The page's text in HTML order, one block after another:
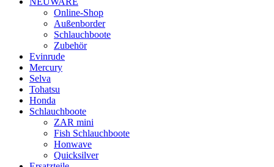
Online-Shop
Außenborder
Schlauchboote
Zubehör
Evinrude
Mercury
Selva
Tohatsu
Honda
Schlauchboote
ZAR mini
Fish Schlauchboote
Honwave
Quicksilver